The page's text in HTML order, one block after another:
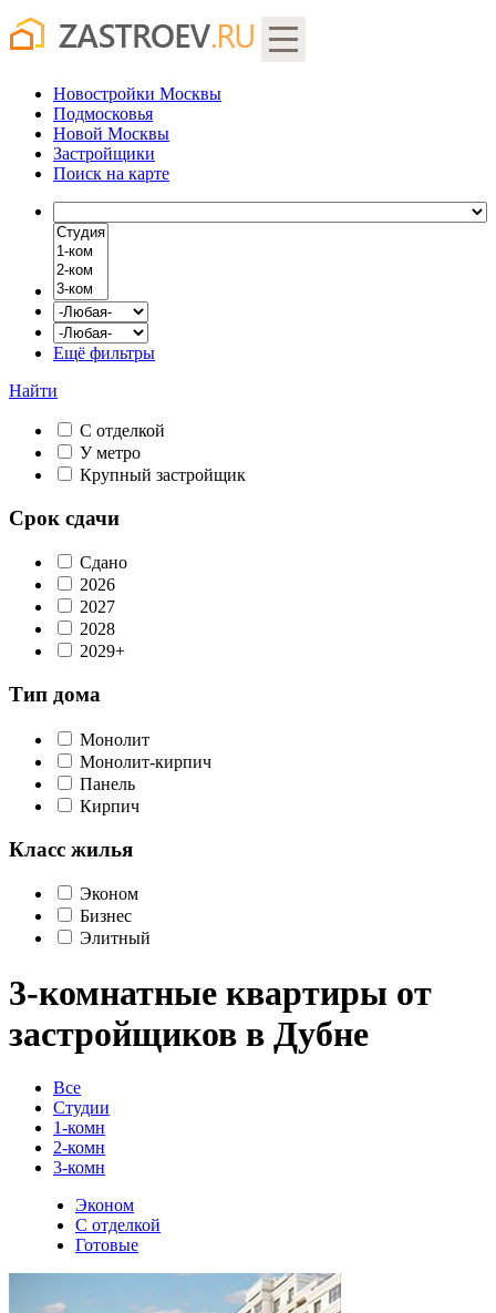
Новостройки Москвы
Подмосковья
Новой Москвы
Застройщики
Поиск на карте
Ещё фильтры
Найти
С отделкой
У метро
Крупный застройщик
Срок сдачи
Сдано
2026
2027
2028
2029+
Тип дома
Монолит
Монолит-кирпич
Панель
Кирпич
Класс жилья
Эконом
Бизнес
Элитный
3-комнатные квартиры от
застройщиков в Дубне
Все
Студии
1-комн
2-комн
3-комн
Эконом
С отделкой
Готовые